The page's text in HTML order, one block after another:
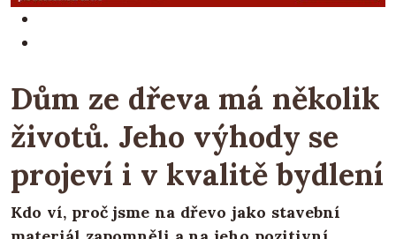
Dům ze dřeva má několik
životů. Jeho výhody se
projeví i v kvalitě bydlení
Kdo ví, proč jsme na dřevo jako stavební